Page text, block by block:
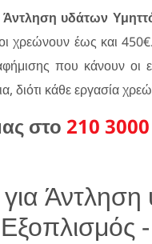
Άντληση υδάτων
έως και 450€.
που κάνουν οι
διότι κάθε εργασία
στο 210
για
-